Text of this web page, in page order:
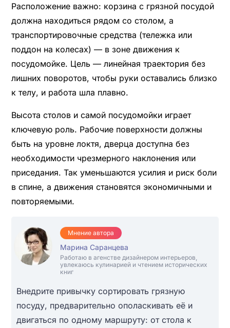
Расположение важно: корзина с грязной посудой
должна находиться рядом со столом, а
транспортировочные средства (тележка или
поддон на колесах) — в зоне движения к
посудомойке. Цель — линейная траектория без
лишних поворотов, чтобы руки оставались близко
к телу, и работа шла плавно.
Высота столов и самой посудомойки играет
ключевую роль. Рабочие поверхности должны
быть на уровне локтя, дверца доступна без
необходимости чрезмерного наклонения или
приседания. Так уменьшаются усилия и риск боли
в спине, а движения становятся экономичными и
повторяемыми.
Мнение автора
Марина Саранцева
Работаю в агенстве дизайнером интерьеров,
увлекаюсь кулинарией и чтением исторических
книг
Внедрите привычку сортировать грязную
посуду, предварительно ополаскивать её и
двигаться по одному маршруту: от стола к